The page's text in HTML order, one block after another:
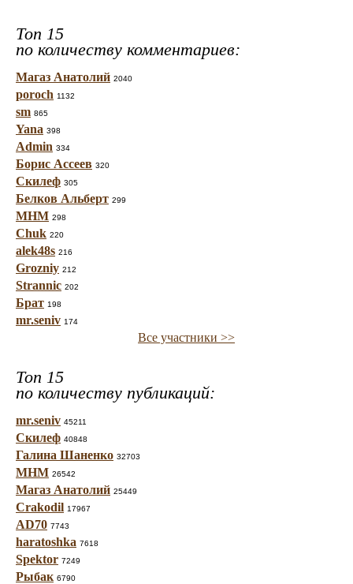
Топ 15
по количеству комментариев:
Магаз Анатолий 2040
poroch 1132
sm 865
Yana 398
Admin 334
Борис Ассеев 320
Скилеф 305
Белков Альберт 299
МНМ 298
Chuk 220
alek48s 216
Grozniy 212
Strannic 202
Брат 198
mr.seniv 174
Все участники >>
Топ 15
по количеству публикаций:
mr.seniv 45211
Скилеф 40848
Галина Шаненко 32703
МНМ 26542
Магаз Анатолий 25449
Crakodil 17967
AD70 7743
haratoshka 7618
Spektor 7249
Рыбак 6790